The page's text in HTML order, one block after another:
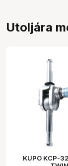
Utoljára
KUPO KCP-